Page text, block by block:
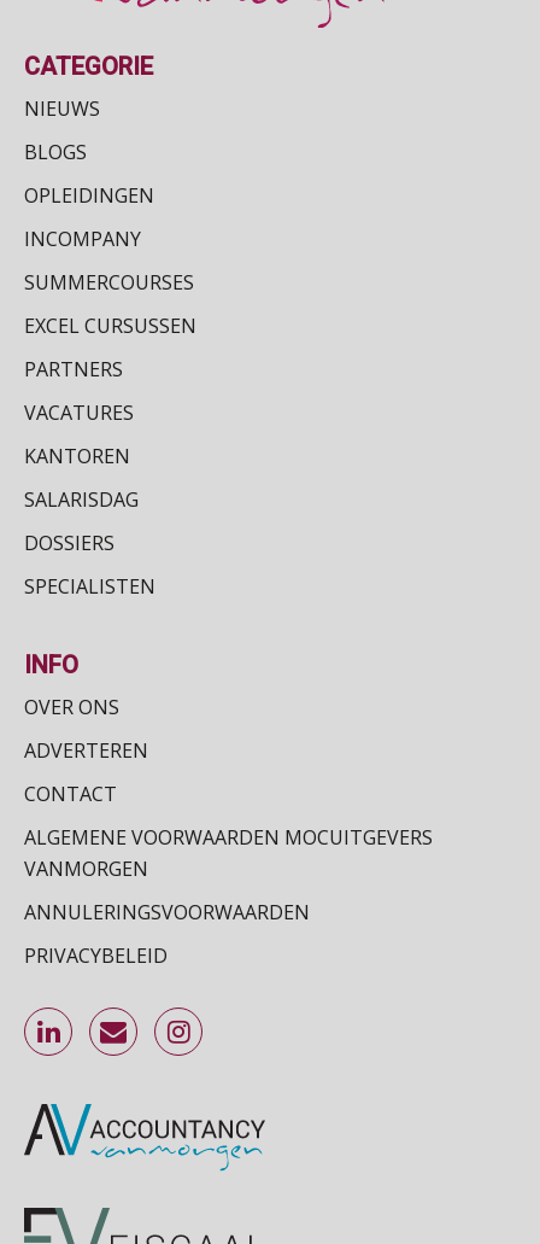
CATEGORIE
NIEUWS
BLOGS
OPLEIDINGEN
INCOMPANY
SUMMERCOURSES
EXCEL CURSUSSEN
PARTNERS
VACATURES
KANTOREN
SALARISDAG
DOSSIERS
SPECIALISTEN
INFO
OVER ONS
ADVERTEREN
CONTACT
ALGEMENE VOORWAARDEN MOCUITGEVERS
VANMORGEN
ANNULERINGSVOORWAARDEN
PRIVACYBELEID